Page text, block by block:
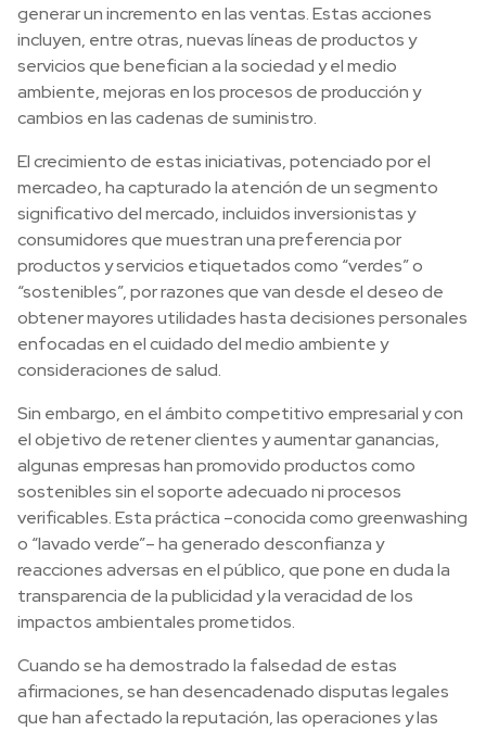
generar un incremento en las ventas. Estas acciones
incluyen, entre otras, nuevas líneas de productos y
servicios que benefician a la sociedad y el medio
ambiente, mejoras en los procesos de producción y
cambios en las cadenas de suministro.
El crecimiento de estas iniciativas, potenciado por el
mercadeo, ha capturado la atención de un segmento
significativo del mercado, incluidos inversionistas y
consumidores que muestran una preferencia por
productos y servicios etiquetados como “verdes” o
“sostenibles”, por razones que van desde el deseo de
obtener mayores utilidades hasta decisiones personales
enfocadas en el cuidado del medio ambiente y
consideraciones de salud.
Sin embargo, en el ámbito competitivo empresarial y con
el objetivo de retener clientes y aumentar ganancias,
algunas empresas han promovido productos como
sostenibles sin el soporte adecuado ni procesos
verificables. Esta práctica –conocida como greenwashing
o “lavado verde”– ha generado desconfianza y
reacciones adversas en el público, que pone en duda la
transparencia de la publicidad y la veracidad de los
impactos ambientales prometidos.
Cuando se ha demostrado la falsedad de estas
afirmaciones, se han desencadenado disputas legales
que han afectado la reputación, las operaciones y las